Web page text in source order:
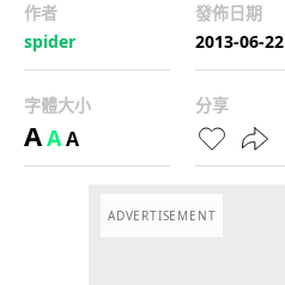
作者
spider
發佈日期
2013-06-22
字體大小
AAA
分享
ADVERTISEMENT